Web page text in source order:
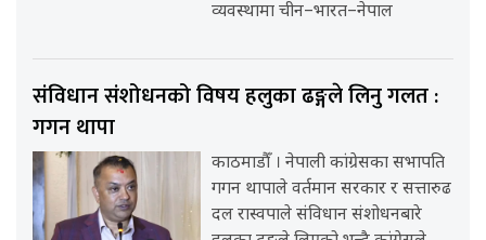
व्यवस्थामा चीन–भारत–नेपाल
संविधान संशोधनको विषय हलुका ढङ्गले लिनु गलत :
गगन थापा
काठमाडौँ । नेपाली कांग्रेसका सभापति
गगन थापाले वर्तमान सरकार र सत्तारुढ
दल रास्वपाले संविधान संशोधनबारे